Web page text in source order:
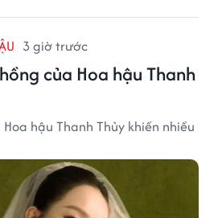
3 giờ trước
của Hoa hậu Thanh
hậu Thanh Thủy khiến nhiều